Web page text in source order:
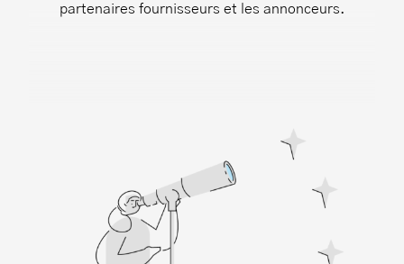
partenaires fournisseurs et les annonceurs.